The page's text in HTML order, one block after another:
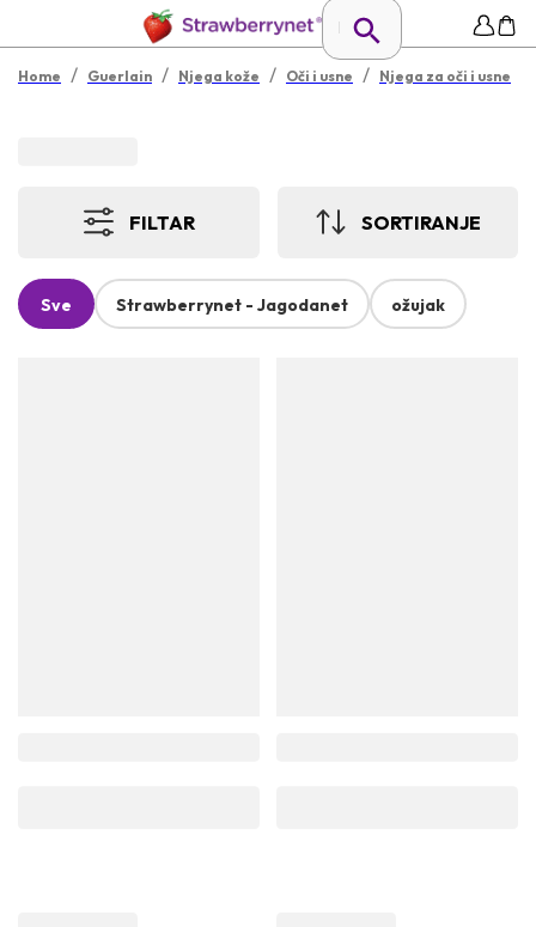
Home / Guerlain / Njega kože / Oči i usne / Njega za oči i usne
FILTAR SORTIRANJE
Sve Strawberrynet - Jagodanet ožujak